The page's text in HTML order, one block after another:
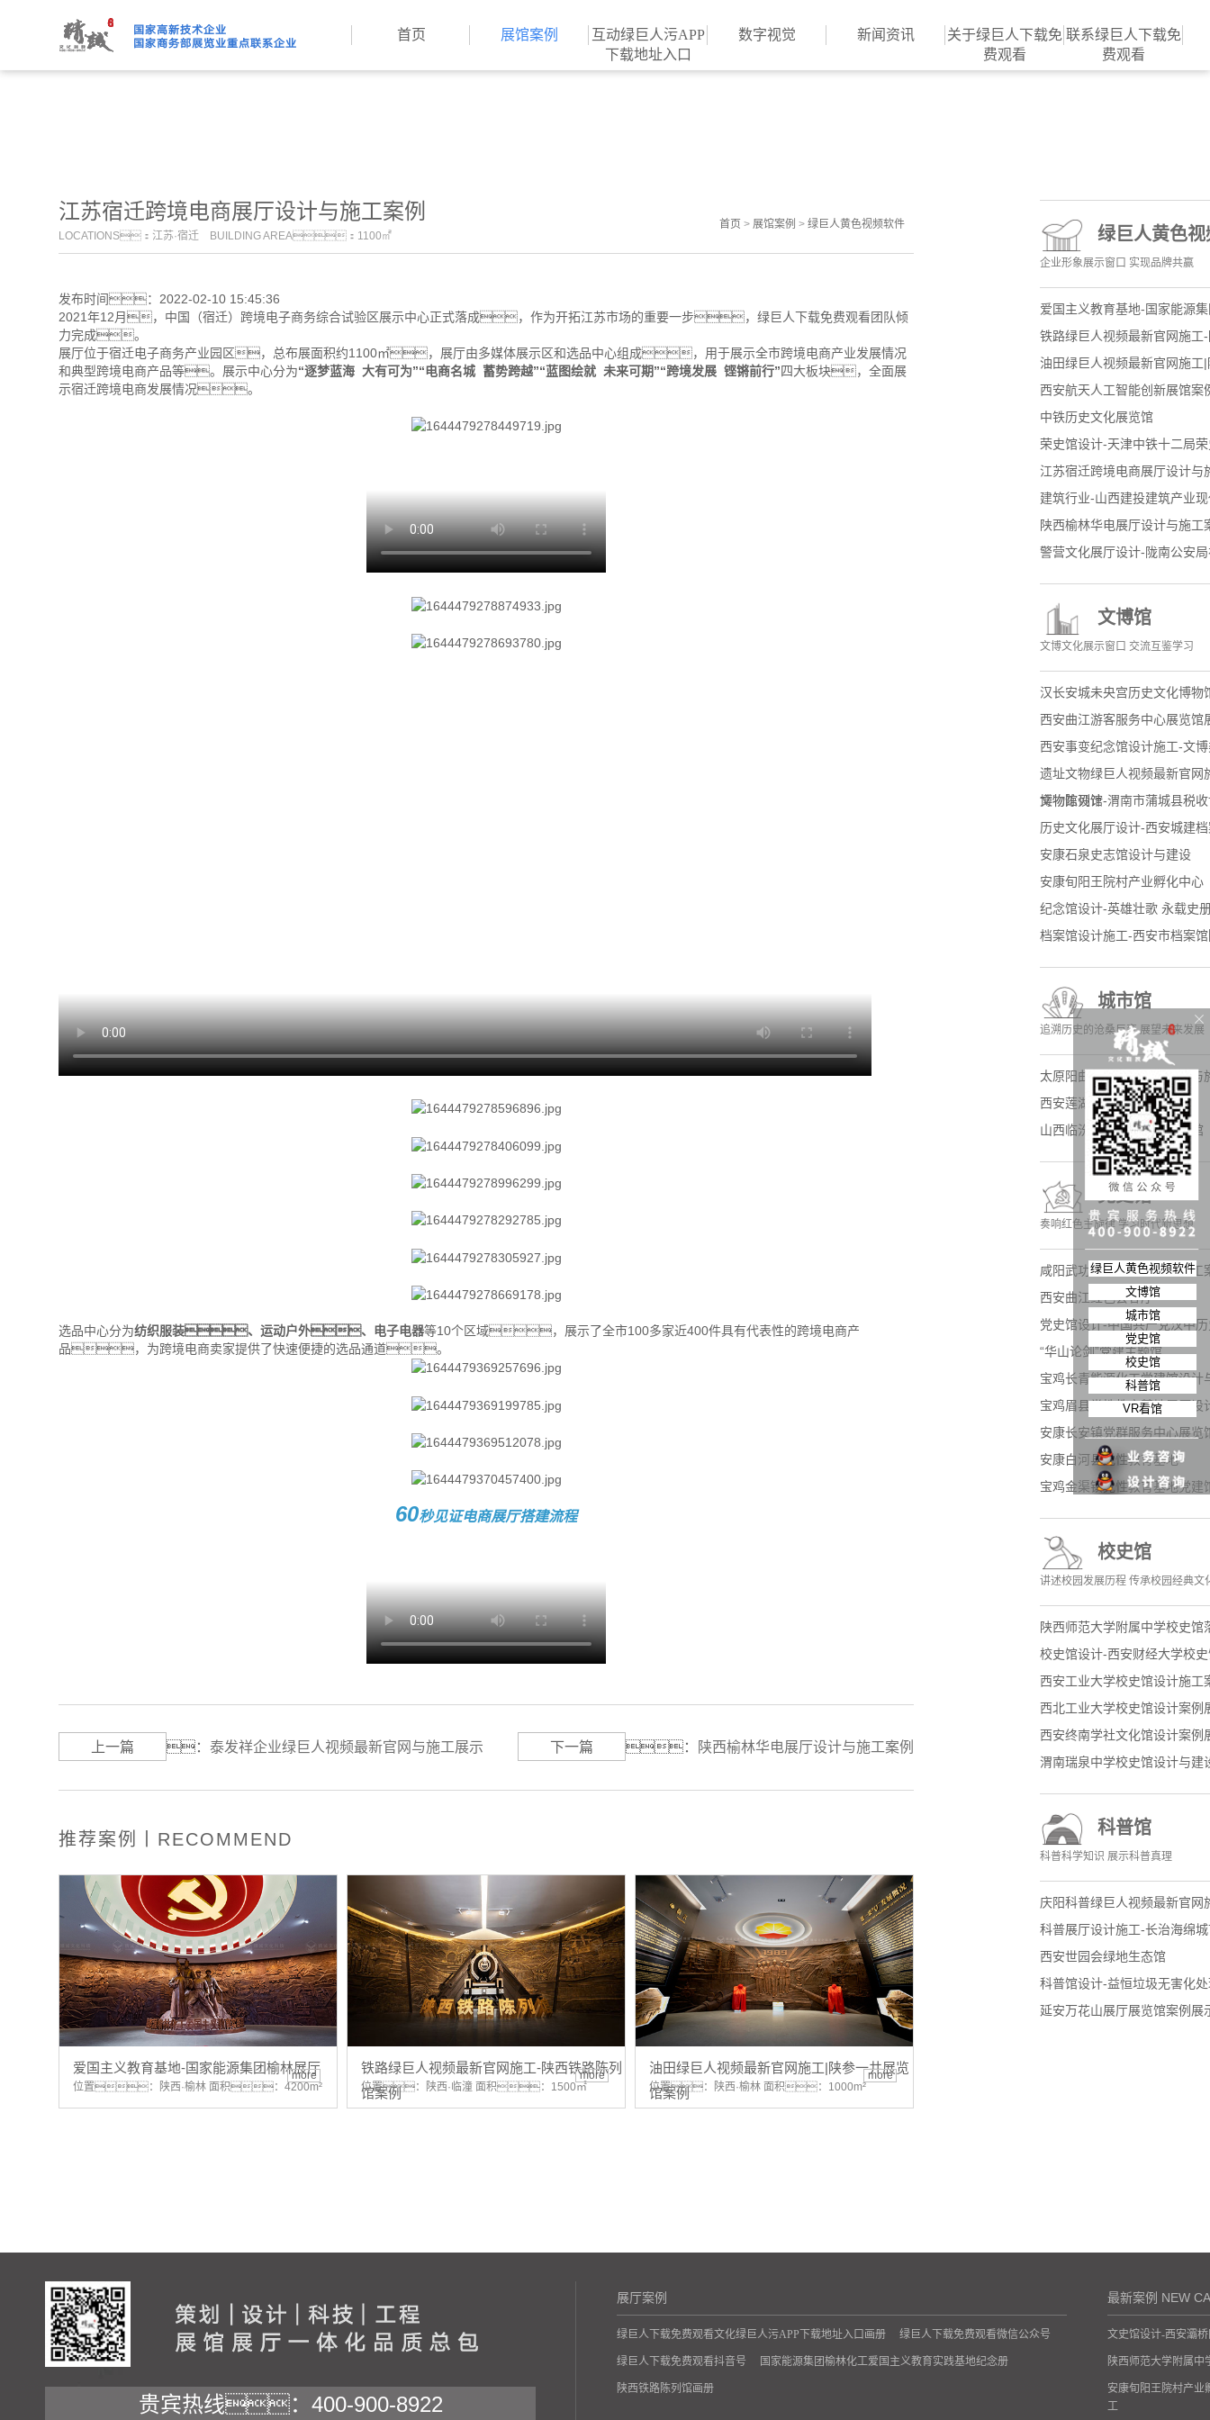
绿巨人下载免费观看,绿巨人视频最新官网,绿巨人污APP下载地址入口,绿巨人黄色视
首页 展馆案例
互动绿巨人污APP
下载地址入口
数字视觉 新闻资讯
关于绿巨人下载免
费观看
联系绿巨人下载免
费观看
江苏宿迁跨境电商展厅设计与施工案例
LOCATIONS：江苏·宿迁 BUILDING AREA：1100㎡
首页 > 展馆案例 > 绿巨人黄色视频软件
发布时间：2022-02-10 15:45:36
2021年12月，中国（宿迁）跨境电子商务综合试验区展示中心正式落成，作为开拓江苏市场的重要一步，绿巨人下载免费观看团队倾
力完成。
展厅位于宿迁电子商务产业园区，总布展面积约1100㎡，展厅由多媒体展示区和选品中心组成，用于展示全市跨境电商产业发展情况
和典型跨境电商产品等。展示中心分为“逐梦蓝海 大有可为”“电商名城 蓄势跨越”“蓝图绘就 未来可期”“跨境发展 铿锵前行”四大板块，全面展
示宿迁跨境电商发展情况。
选品中心分为纺织服装、运动户外、电子电器等10个区域，展示了全市100多家近400件具有代表性的跨境电商产
品，为跨境电商卖家提供了快速便捷的选品通道。
60秒见证电商展厅搭建流程
上一篇 ： 泰发祥企业绿巨人视频最新官网与施工展示 下一篇 ： 陕西榆林华电展厅设计与施工案例
推荐案例丨RECOMMEND
爱国主义教育基地-国家能源集团榆林展厅
位置：陕西·榆林 面积：4200m²
more
铁路绿巨人视频最新官网施工-陕西铁路陈列
馆案例
位置：陕西·临潼 面积：1500㎡
more
油田绿巨人视频最新官网施工|陕参一井展览
馆案例
位置：陕西·榆林 面积：1000m²
more
绿巨人黄色视
企业形象展示窗口 实现品牌共赢
爱国主义教育基地-国家能源
铁路绿巨人视频最新官网施工
油田绿巨人视频最新官网施工
西安航天人工智能创新展馆案
中铁历史文化展览馆
荣史馆设计-天津中铁十二局
江苏宿迁跨境电商展厅设计与
建筑行业-山西建投建筑产业
陕西榆林华电展厅设计与施工
警营文化展厅设计-陇南公安
文博馆
文博文化展示窗口 交流互鉴学习
汉长安城未央宫历史文化博物
西安曲江游客服务中心展览馆
西安事变纪念馆设计施工-文
遗址文物绿巨人视频最新官网
文物陈列馆
博物馆设计-渭南市蒲城县税
历史文化展厅设计-西安城建
安康石泉史志馆设计与建设
安康旬阳王院村产业孵化中心
纪念馆设计-英雄壮歌 永载史
档案馆设计施工-西安市档案
城市馆
追溯历史的沧桑巨变 展望未来发展
太原阳曲县规划展览馆设计与
西安莲湖区规划馆设计
山西临汾工业园区规划展览馆
党史馆
奏响红色主旋律 学习时代新思想
咸阳武功县党史馆设计与施工
西安曲江红色会客厅
党史馆设计-中国共产党汉中
“华山论剑”党建主题馆
宝鸡长青能源化工党建馆设计
宝鸡眉县党性教育基地展厅设
安康长安镇党群服务中心展览
安康白河县党性教育基地
宝鸡金渠镇党性教育基地党建
校史馆
讲述校园发展历程 传承校园经典文
陕西师范大学附属中学校史馆
校史馆设计-西安财经大学校
西安工业大学校史馆设计施工
西北工业大学校史馆设计案例
西安终南学社文化馆设计案例
渭南瑞泉中学校史馆设计与建
科普馆
科普科学知识 展示科普真理
庆阳科普绿巨人视频最新官网
科普展厅设计施工-长治海绵
西安世园会绿地生态馆
科普馆设计-益恒垃圾无害化
延安万花山展厅展览馆案例展
贵宾热线：400-900-8922
展厅案例
绿巨人下载免费观看文化绿巨人污APP下载地址入口画册 绿巨人下载免费观看微信公众号
绿巨人下载免费观看抖音号 国家能源集团榆林化工爱国主义教育实践基地纪念册
陕西铁路陈列馆画册
最新案例 NEW
文史馆设计-西安灞
陕西师范大学附属中
安康旬阳王院村产业
工
绿巨人黄色视频软件
文博馆
城市馆
党史馆
校史馆
科普馆
VR看馆